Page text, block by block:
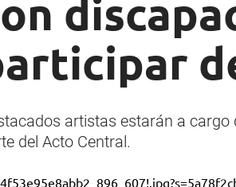
artistas estarán a
del Acto Central.